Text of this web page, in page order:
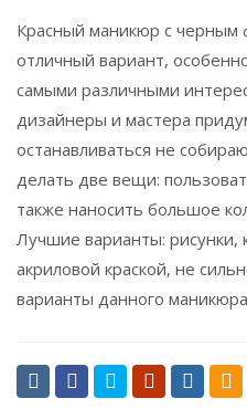
Красный маникюр с черным
отличный вариант,
самыми различными
дизайнеры и мастера
останавливаться не
делать две вещи:
также наносить большое
Лучшие варианты: рисунки,
акриловой краской, не
варианты данного